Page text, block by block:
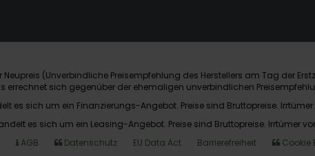
Neupreis (Unverbindliche Preisempfehlung des Herstellers am Tag der
errechnet sich gegenüber der ehemaligen unverbindlichen
es sich um ein Finanzierungs-Angebot. Preise sind Bruttopreise.
es sich um ein Leasing-Angebot. Preise sind Bruttopreise. Irrtümer
AGB Datenschutz EU Data Act Barrierefreiheit
Cookie